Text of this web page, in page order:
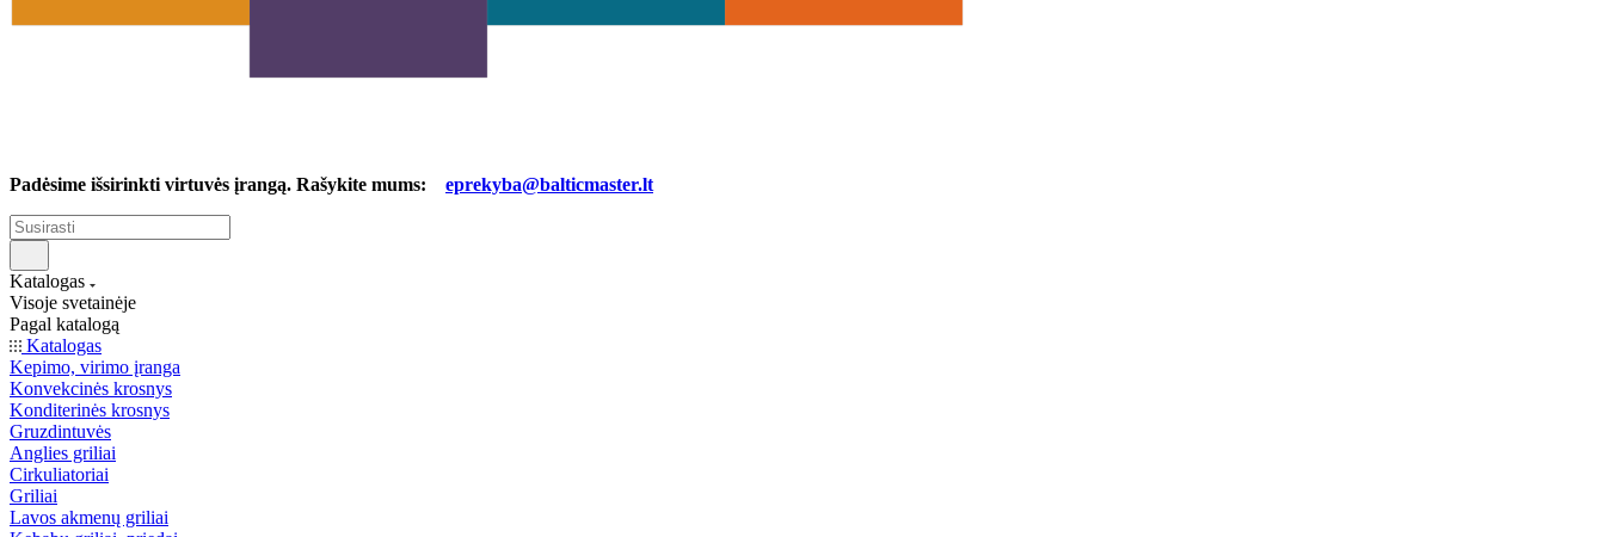
Padėsime išsirinkti virtuvės įrangą. Rašykite mums: eprekyba@balticmaster.lt
Katalogas
Visoje svetainėje
Pagal katalogą
Katalogas
Kepimo, virimo įranga
Konvekcinės krosnys
Konditerinės krosnys
Gruzdintuvės
Anglies griliai
Cirkuliatoriai
Griliai
Lavos akmenų griliai